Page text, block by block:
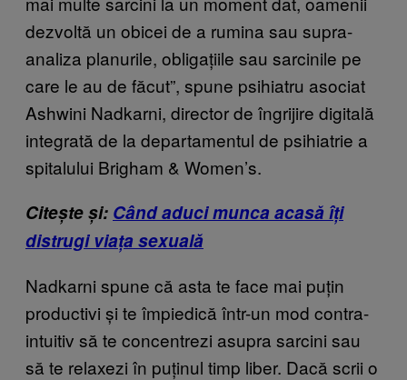
dezvoltă un obicei de a rumina sau supra-
analiza planurile, obligațiile sau sarcinile pe
care le au de făcut”, spune psihiatru asociat
Ashwini Nadkarni, director de îngrijire digitală
integrată de la departamentul de psihiatrie a
spitalului Brigham & Women’s.
Citește și: Când aduci munca acasă îți
distrugi viața sexuală
Nadkarni spune că asta te face mai puțin
productivi și te împiedică într-un mod contra-
intuitiv să te concentrezi asupra sarcini sau
să te relaxezi în puținul timp liber. Dacă scrii o